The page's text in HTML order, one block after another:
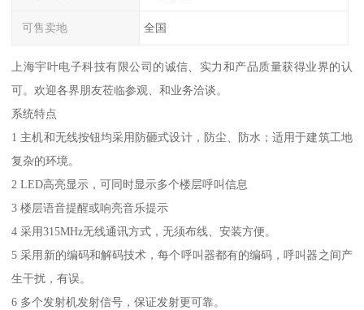
可售卖地 全国
上海宇叶电子科技有限公司的诚信、实力和产品质量获得业界的认
可。欢迎各界朋友莅临参观、和业务洽谈。
系统特点
1 主机和无线按钮均采用防砸式设计，防尘、防水；适用于建筑工地
复杂的环境。
2 LED高亮显示，可同时显示多个楼层呼叫信息
3 楼层语音提醒或响亮音乐提示
4 采用315MHz无线通讯方式，无须布线、安装方便。
5 采用新的编码和解码技术，每个呼叫器都有的编码，呼叫器之间产
生干扰，有误。
6 多个发射机发射信号，保证发射更可靠。